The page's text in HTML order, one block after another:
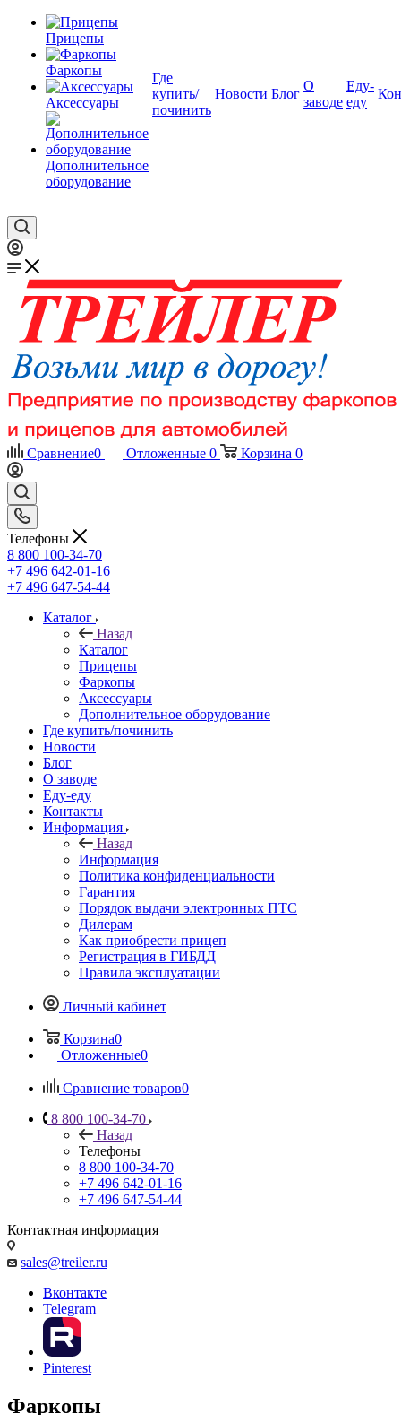
Прицепы
Фаркопы
Аксессуары
Дополнительное
оборудование
Где
купить/
починить
Новости Блог
О
заводе
Еду-
еду
Сравнение0 Отложенные 0 Корзина 0
Телефоны
8 800 100-34-70
+7 496 642-01-16
+7 496 647-54-44
Каталог
Назад
Каталог
Прицепы
Фаркопы
Аксессуары
Дополнительное оборудование
Где купить/починить
Новости
Блог
О заводе
Еду-еду
Контакты
Информация
Назад
Информация
Политика конфиденциальности
Гарантия
Порядок выдачи электронных ПТС
Дилерам
Как приобрести прицеп
Регистрация в ГИБДД
Правила эксплуатации
Личный кабинет
Корзина0
Отложенные0
Сравнение товаров0
8 800 100-34-70
Назад
Телефоны
8 800 100-34-70
+7 496 642-01-16
+7 496 647-54-44
Контактная информация
sales@treiler.ru
Вконтакте
Telegram
Pinterest
Фаркопы